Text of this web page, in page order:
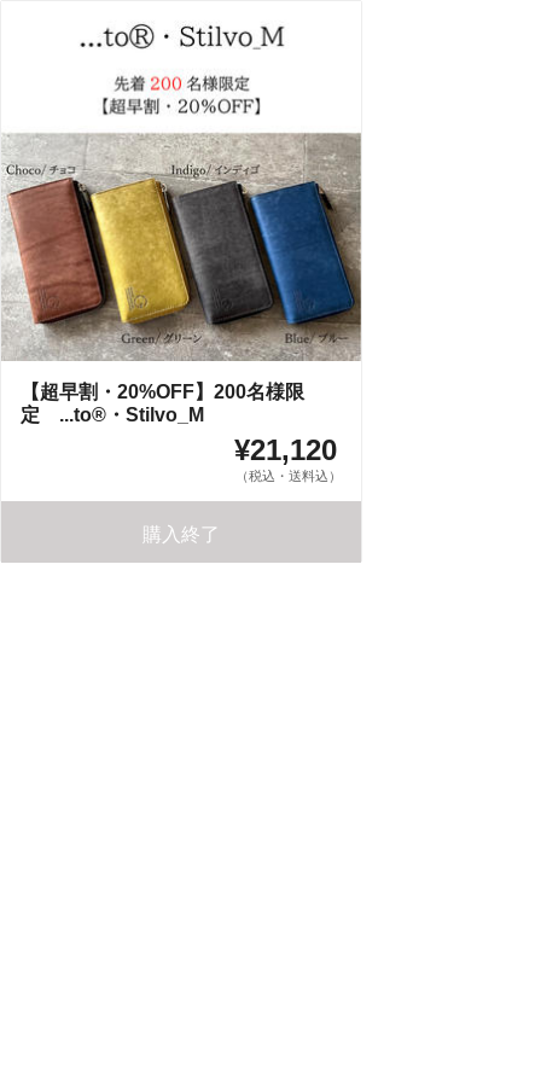
【超早割・20%OFF】200名様限
定 ...to®・Stilvo_M
¥21,120
（税込・送料込）
購入終了